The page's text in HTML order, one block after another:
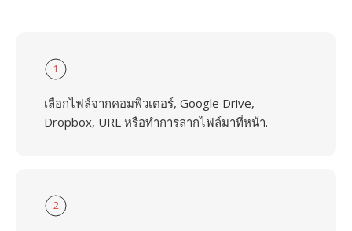
1
เลือกไฟล์จากคอมพิวเตอร์, Google Drive,
Dropbox, URL หรือทำการลากไฟล์มาที่หน้า.
2